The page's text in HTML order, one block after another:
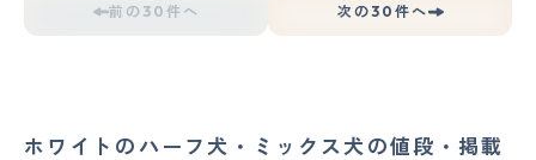
前の30件へ 次の30件へ
ホワイトのハーフ犬・ミックス犬の値段・掲載